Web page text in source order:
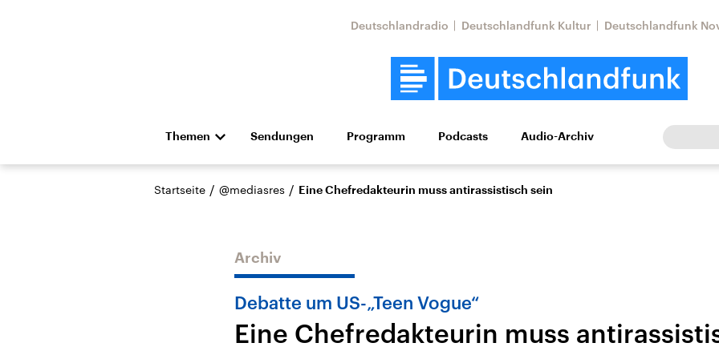
Deutschlandradio Deutschlandfunk Kultur Deutschlandfunk
Themen
Die Nachrichten Politik Wirtschaft Wissen Kultur Europa
Hörspiel und Feature Musik
Landtagswahl Sachsen-
USA
Nahostkonflikt
Iran
Sendungen Programm Podcasts Audio-Archiv
Startseite / @mediasres / Eine Chefredakteurin muss antirassistisch sein
Archiv
Debatte um US-„Teen Vogue“
Eine Chefredakteurin muss